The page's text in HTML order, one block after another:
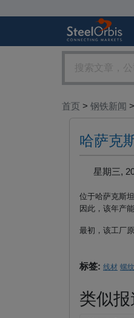
首页 > 钢铁新闻 >
哈萨克
星期三,
位于哈萨克斯坦
因此，该年产
最初，该工厂
标签: 线材 螺
类似报